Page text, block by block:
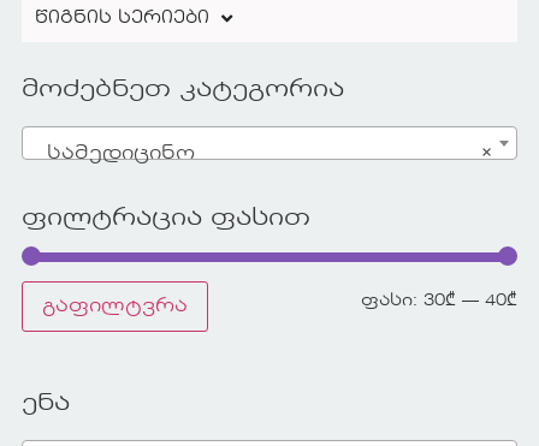
წიგნის სერიები
მოძებნეთ კატეგორია
×
სამედიცინო
ფილტრაცია ფასით
გაფილტვრა ფასი:30₾ —40₾
ენა